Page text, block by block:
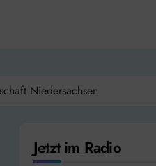
Niedersachsen
Jetzt im Radio